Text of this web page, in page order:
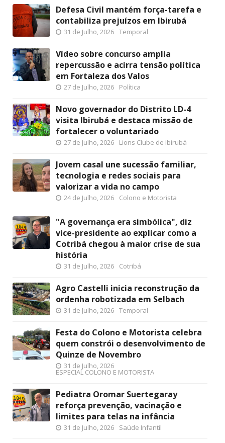
Defesa Civil mantém força-tarefa e
contabiliza prejuízos em Ibirubá
31 de Julho, 2026 Temporal
Vídeo sobre concurso amplia
repercussão e acirra tensão política
em Fortaleza dos Valos
27 de Julho, 2026 Política
Novo governador do Distrito LD-4
visita Ibirubá e destaca missão de
fortalecer o voluntariado
27 de Julho, 2026 Lions Clube de Ibirubá
Jovem casal une sucessão familiar,
tecnologia e redes sociais para
valorizar a vida no campo
24 de Julho, 2026 Colono e Motorista
"A governança era simbólica", diz
vice-presidente ao explicar como a
Cotribá chegou à maior crise de sua
história
31 de Julho, 2026 Cotribá
Agro Castelli inicia reconstrução da
ordenha robotizada em Selbach
31 de Julho, 2026 Temporal
Festa do Colono e Motorista celebra
quem constrói o desenvolvimento de
Quinze de Novembro
31 de Julho, 2026
ESPECIAL COLONO E MOTORISTA
Pediatra Oromar Suertegaray
reforça prevenção, vacinação e
limites para telas na infância
31 de Julho, 2026 Saúde Infantil